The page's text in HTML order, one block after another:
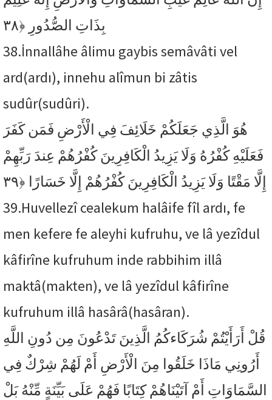
بِذَاتِ الصُّدُورِ ﴿٣٨
38.İnnallâhe âlimu gaybis semâvâti vel
ard(ardı), innehu alîmun bi zâtis
sudûr(sudûri).
هُوَ الَّذِي جَعَلَكُمْ خَلَائِفَ فِي الْأَرْضِ فَمَن كَفَرَ
فَعَلَيْهِ كُفْرُهُ وَلَا يَزِيدُ الْكَافِرِينَ كُفْرُهُمْ عِندَ رَبِّهِمْ
إِلَّا مَقْتًا وَلَا يَزِيدُ الْكَافِرِينَ كُفْرُهُمْ إِلَّا خَسَارًا ﴿٣٩
39.Huvellezî cealekum halâife fîl ardı, fe
men kefere fe aleyhi kufruhu, ve lâ yezîdul
kâfirîne kufruhum inde rabbihim illâ
maktâ(makten), ve lâ yezîdul kâfirîne
kufruhum illâ hasârâ(hasâran).
قُلْ أَرَأَيْتُمْ شُرَكَاءكُمُ الَّذِينَ تَدْعُونَ مِن دُونِ اللَّهِ
أَرُونِي مَاذَا خَلَقُوا مِنَ الْأَرْضِ أَمْ لَهُمْ شِرْكٌ فِي
السَّمَاوَاتِ أَمْ آتَيْنَاهُمْ كِتَابًا فَهُمْ عَلَى بَيِّنَةٍ مِّنْهُ بَلْ